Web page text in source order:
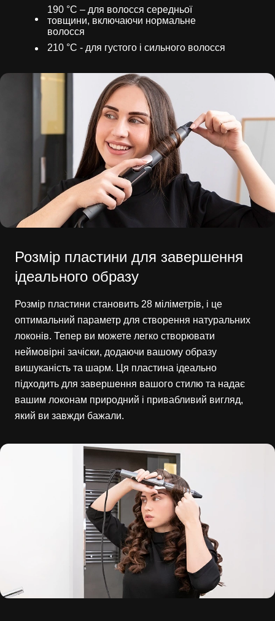
190 °С – для волосся середньої
товщини, включаючи нормальне
волосся
210 °С - для густого і сильного волосся
Розмір пластини для завершення
ідеального образу
Розмір пластини становить 28 міліметрів, і це
оптимальний параметр для створення натуральних
локонів. Тепер ви можете легко створювати
неймовірні зачіски, додаючи вашому образу
вишуканість та шарм. Ця пластина ідеально
підходить для завершення вашого стилю та надає
вашим локонам природний і привабливий вигляд,
який ви завжди бажали.